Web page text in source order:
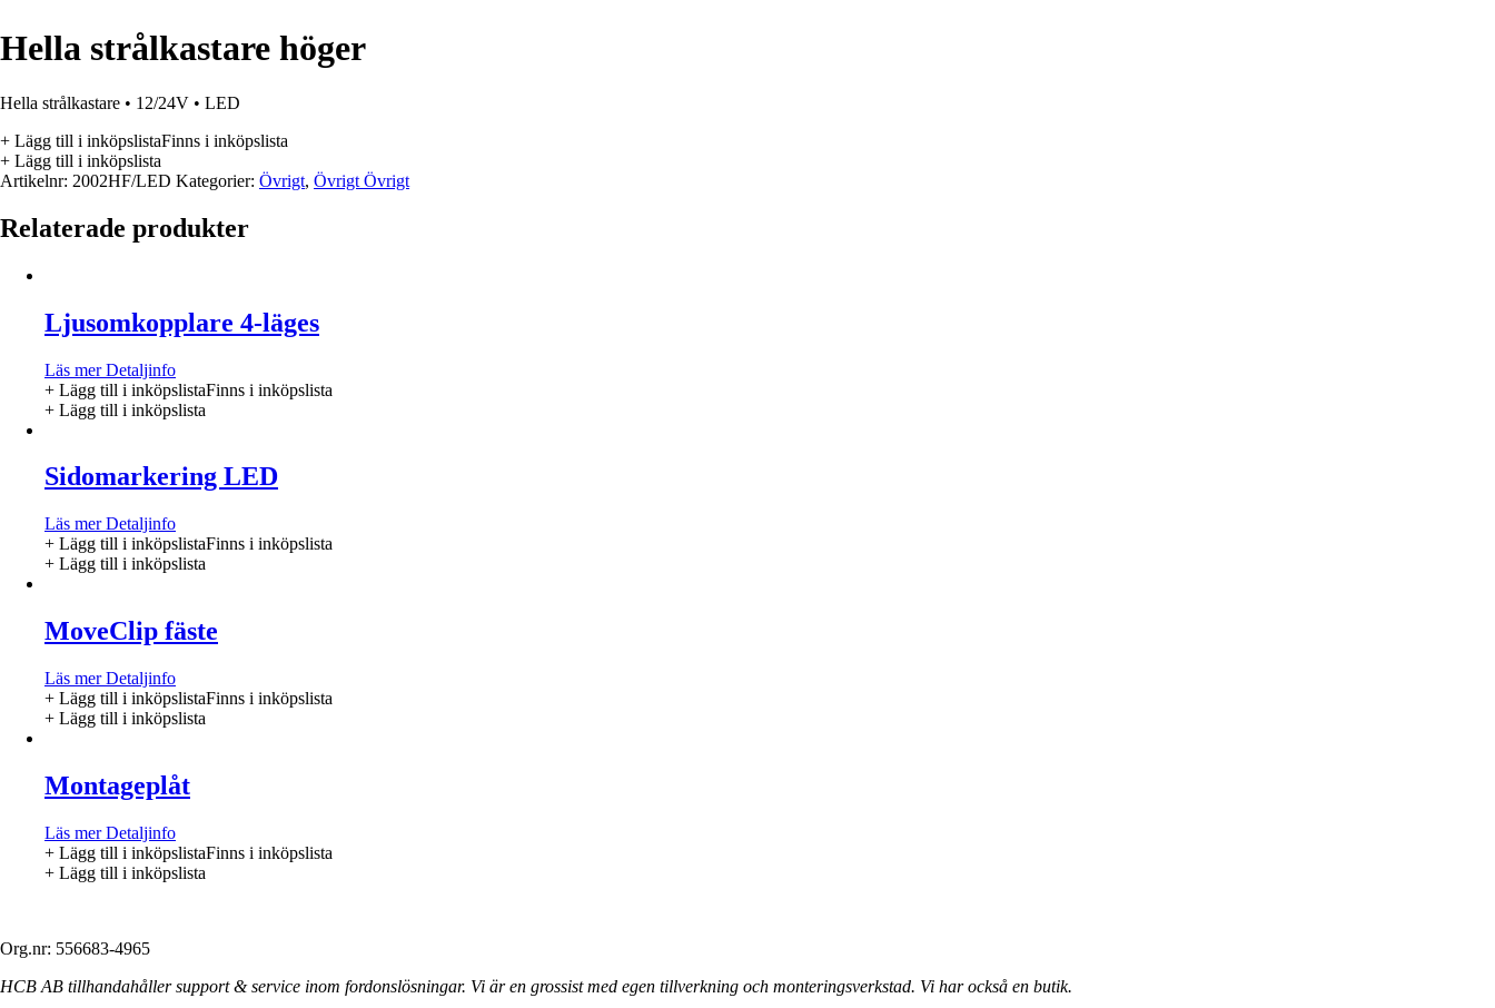
Hella strålkastare höger
Hella strålkastare • 12/24V • LED
+ Lägg till i inköpslistaFinns i inköpslista
+ Lägg till i inköpslista
Artikelnr: 2002HF/LED Kategorier: Övrigt, Övrigt Övrigt
Relaterade produkter
Ljusomkopplare 4-läges
Läs merDetaljinfo
+ Lägg till i inköpslistaFinns i inköpslista
+ Lägg till i inköpslista
Sidomarkering LED
Läs merDetaljinfo
+ Lägg till i inköpslistaFinns i inköpslista
+ Lägg till i inköpslista
MoveClip fäste
Läs merDetaljinfo
+ Lägg till i inköpslistaFinns i inköpslista
+ Lägg till i inköpslista
Montageplåt
Läs merDetaljinfo
+ Lägg till i inköpslistaFinns i inköpslista
+ Lägg till i inköpslista
Org.nr: 556683-4965
HCB AB tillhandahåller support & service inom fordonslösningar. Vi är en grossist med egen tillverkning och monteringsverkstad. Vi har också en butik.